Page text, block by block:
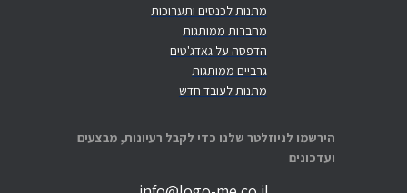
מתנות לכנסים ותערוכות
מחברות ממותגות
הדפסה על גאדג'טים
גרביים ממותגות
מתנות לעובד חדש
הירשמו לניוזלטר שלנו כדי לקבל רעיונות, מבצעים
ועדכונים